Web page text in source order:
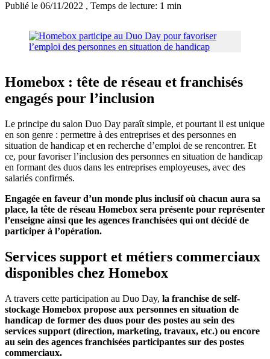
Publié le 06/11/2022 , Temps de lecture: 1 min
Homebox : tête de réseau et franchisés
engagés pour l’inclusion
Le principe du salon Duo Day paraît simple, et pourtant il est unique
en son genre : permettre à des entreprises et des personnes en
situation de handicap et en recherche d’emploi de se rencontrer. Et
ce, pour favoriser l’inclusion des personnes en situation de handicap
en formant des duos dans les entreprises employeuses, avec des
salariés confirmés.
Engagée en faveur d’un monde plus inclusif où chacun aura sa
place, la tête de réseau Homebox sera présente pour représenter
l’enseigne ainsi que les agences franchisées qui ont décidé de
participer à l’opération.
Services support et métiers commerciaux
disponibles chez Homebox
A travers cette participation au Duo Day, la franchise de self-
stockage Homebox propose aux personnes en situation de
handicap de former des duos pour des postes au sein des
services support (direction, marketing, travaux, etc.) ou encore
au sein des agences franchisées participantes sur des postes
commerciaux.